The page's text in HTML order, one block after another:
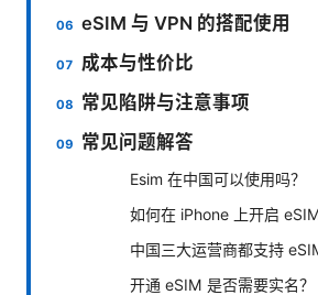
eSIM 与 VPN 的搭配使用
成本与性价比
常见陷阱与注意事项
常见问题解答
Esim 在中国可以使用吗？
如何在 iPhone 上开启 eSIM
中国三大运营商都支持
开通 eSIM 是否需要实名？